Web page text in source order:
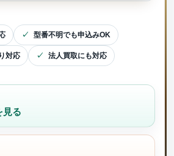
型番不明でも申込みOK
対応 法人買取にも対応
見る